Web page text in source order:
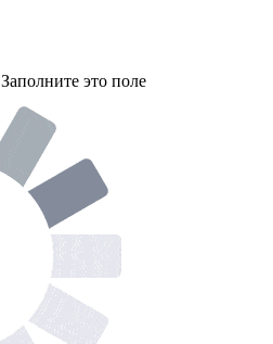
Заполните это поле